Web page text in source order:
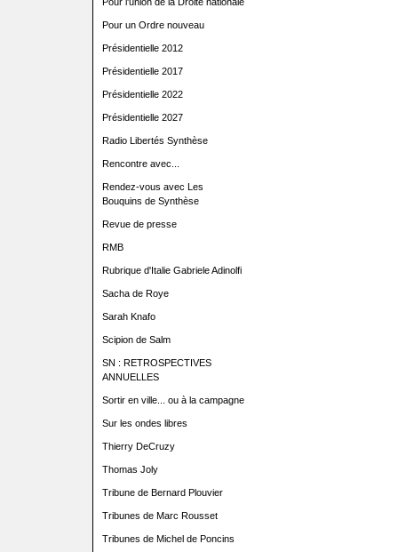
Pour un Ordre nouveau
Présidentielle 2012
Présidentielle 2017
Présidentielle 2022
Présidentielle 2027
Radio Libertés Synthèse
Rencontre avec...
Rendez-vous avec Les
Bouquins de Synthèse
Revue de presse
RMB
Rubrique d'Italie Gabriele Adinolfi
Sacha de Roye
Sarah Knafo
Scipion de Salm
SN : RETROSPECTIVES
ANNUELLES
Sortir en ville... ou à la campagne
Sur les ondes libres
Thierry DeCruzy
Thomas Joly
Tribune de Bernard Plouvier
Tribunes de Marc Rousset
Tribunes de Michel de Poncins